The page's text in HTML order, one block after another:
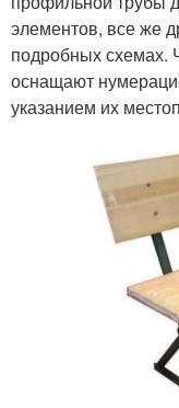
элементов, все же
подробных схемах.
оснащают
указанием их